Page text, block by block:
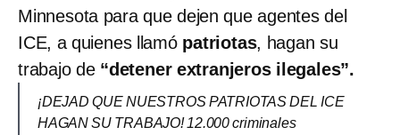
Minnesota para que dejen que agentes del
ICE, a quienes llamó patriotas, hagan su
trabajo de “detener extranjeros ilegales”.
¡DEJAD QUE NUESTROS PATRIOTAS DEL ICE
HAGAN SU TRABAJO! 12.000 criminales